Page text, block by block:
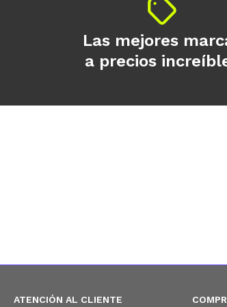
ATENCIÓN AL CLIENTE
Las mejores
a precios